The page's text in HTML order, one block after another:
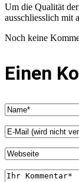
Um die Qualität
ausschliesslich mit
Noch keine
Einen